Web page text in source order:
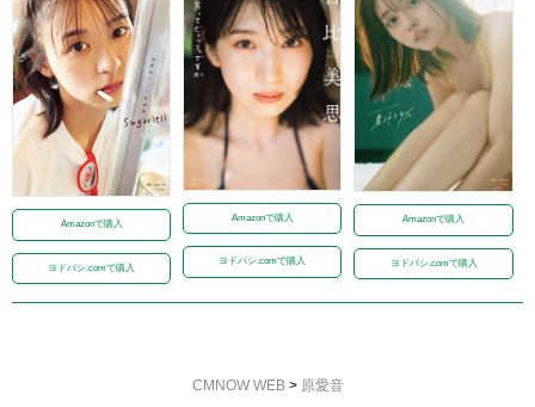
Amazonで購入
ヨドバシ.comで購入
Amazonで購入
ヨドバシ.comで購入
Amazonで購入
ヨドバシ.comで購入
CMNOW WEB> 原愛音